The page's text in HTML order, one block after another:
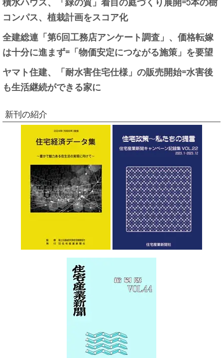
コンパス、植栽計画をスコア化
全建総連「第6回工務店アンケート調査」、価格転嫁
は十分に進まず=「物価安定につながる施策」を要望
ヤマト住建、「耐水害住宅仕様」の販売開始=水害後
も生活継続ができる家に
新刊の紹介